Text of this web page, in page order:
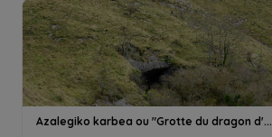
Azalegiko karbea ou "Grotte du dragon d'...